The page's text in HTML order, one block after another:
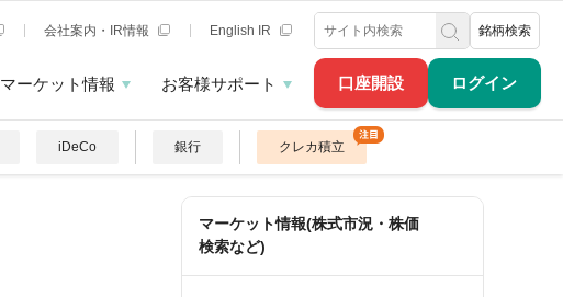
口座開設 ログイン
会社案内・IR情報 English IR 銘柄検索
マーケット情報 お客様サポート
iDeCo 銀行 クレカ積立
マーケット情報(株式市況・株価
検索など)